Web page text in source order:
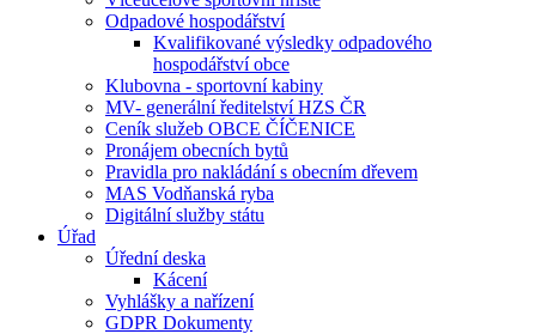
Odpadové hospodářství
Kvalifikované výsledky odpadového
hospodářství obce
Klubovna - sportovní kabiny
MV- generální ředitelství HZS ČR
Ceník služeb OBCE ČÍČENICE
Pronájem obecních bytů
Pravidla pro nakládání s obecním dřevem
MAS Vodňanská ryba
Digitální služby státu
Úřad
Úřední deska
Kácení
Vyhlášky a nařízení
GDPR Dokumenty